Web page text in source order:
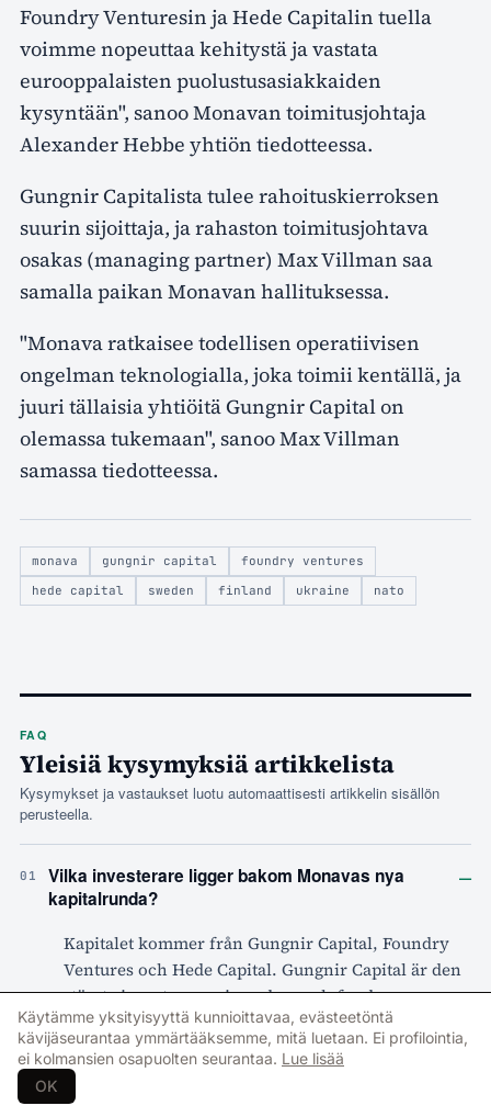
Foundry Venturesin ja Hede Capitalin tuella
voimme nopeuttaa kehitystä ja vastata
eurooppalaisten puolustusasiakkaiden
kysyntään", sanoo Monavan toimitusjohtaja
Alexander Hebbe yhtiön tiedotteessa.
Gungnir Capitalista tulee rahoituskierroksen
suurin sijoittaja, ja rahaston toimitusjohtava
osakas (managing partner) Max Villman saa
samalla paikan Monavan hallituksessa.
"Monava ratkaisee todellisen operatiivisen
ongelman teknologialla, joka toimii kentällä, ja
juuri tällaisia yhtiöitä Gungnir Capital on
olemassa tukemaan", sanoo Max Villman
samassa tiedotteessa.
monava gungnir capital
foundry ventures
hede capital
sweden finland ukraine nato
FAQ
Yleisiä kysymyksiä artikkelista
Kysymykset ja vastaukset luotu automaattisesti artikkelin sisällön
perusteella.
01
Vilka investerare ligger bakom Monavas nya
kapitalrunda?
–
Kapitalet kommer från Gungnir Capital, Foundry
Ventures och Hede Capital. Gungnir Capital är den
största investeraren i rundan, och fondens
managing partner Max Villman tar samtidigt plats i
Monavas styrelse. Kapitalet ska användas för att
skala upp och kommersialisera bolagets teknik.
Senast faktagranskad: 2026-08-04.
Käytämme yksityisyyttä kunnioittavaa, evästeetöntä
kävijäseurantaa ymmärtääksemme, mitä luetaan. Ei profilointia,
ei kolmansien osapuolten seurantaa. Lue lisää
OK